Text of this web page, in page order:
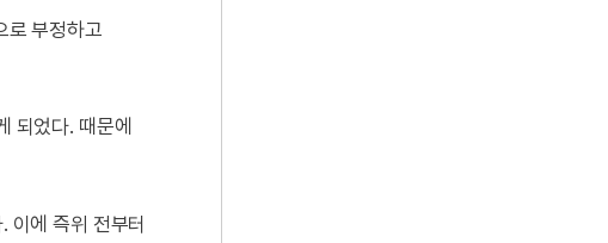
로 부정하고
되었다. 때문에
이에 즉위 전부터